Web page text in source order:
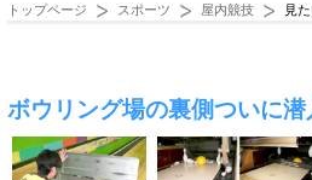
トップページ スポーツ 屋内競技 見
ボウリング場の裏側ついに潜